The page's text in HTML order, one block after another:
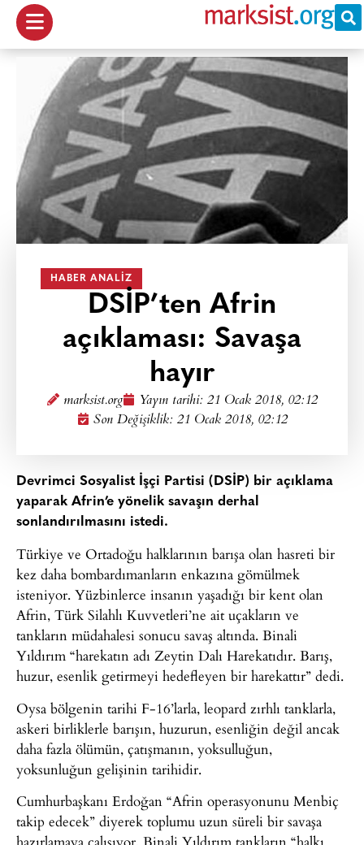
HABER ANALIZ
DSİP’ten Afrin
açıklaması: Savaşa
hayır
marksist.org Yayın tarihi: 21 Ocak 2018, 02:12
Son Değişiklik: 21 Ocak 2018, 02:12
Devrimci Sosyalist İşçi Partisi (DSİP) bir açıklama
yaparak Afrin’e yönelik savaşın derhal
sonlandırılmasını istedi.
Türkiye ve Ortadoğu halklarının barışa olan hasreti bir
kez daha bombardımanların enkazına gömülmek
isteniyor. Yüzbinlerce insanın yaşadığı bir kent olan
Afrin, Türk Silahlı Kuvvetleri’ne ait uçakların ve
tankların müdahalesi sonucu savaş altında. Binali
Yıldırım “harekatın adı Zeytin Dalı Harekatıdır. Barış,
huzur, esenlik getirmeyi hedefleyen bir harekattır” dedi.
Oysa bölgenin tarihi F-16’larla, leopard zırhlı tanklarla,
askeri birliklerle barışın, huzurun, esenliğin değil ancak
daha fazla ölümün, çatışmanın, yoksulluğun,
yoksunluğun gelişinin tarihidir.
Cumhurbaşkanı Erdoğan “Afrin operasyonunu Menbiç
takip edecek” diyerek toplumu uzun süreli bir savaşa